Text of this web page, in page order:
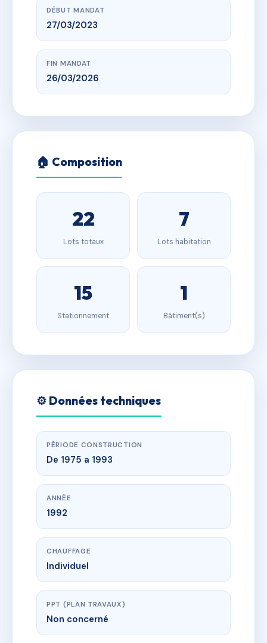
DÉBUT MANDAT
27/03/2023
FIN MANDAT
26/03/2026
🏠 Composition
22
Lots totaux
7
Lots habitation
15
Stationnement
1
Bâtiment(s)
⚙️ Données techniques
PÉRIODE CONSTRUCTION
De 1975 a 1993
ANNÉE
1992
CHAUFFAGE
Individuel
PPT (PLAN TRAVAUX)
Non concerné